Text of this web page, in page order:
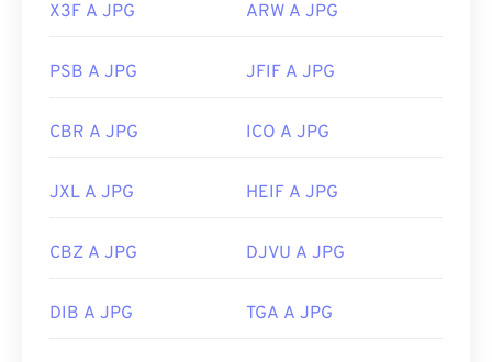
X3F A JPG ARW A JPG
PSB A JPG JFIF A JPG
CBR A JPG ICO A JPG
JXL A JPG HEIF A JPG
CBZ A JPG DJVU A JPG
DIB A JPG TGA A JPG